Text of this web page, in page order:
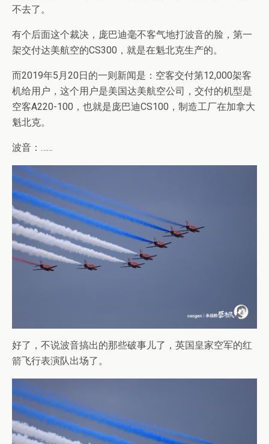
不去了。
有个后面这个裁决，庞巴迪毫不客气地打波音的脸，第一
架交付达美航空的CS300，就是在魁北克生产的。
而2019年5月20日的一则新闻是：空客交付第12,000架客
机给用户，这个用户是美国达美航空公司，交付的机型是
空客A220-100，也就是庞巴迪CS100，制造工厂在加拿大
魁北克。
波音：……
好了，不说波音搞出的那些破事儿了，英国皇家空军的红
箭飞行表演队出场了。